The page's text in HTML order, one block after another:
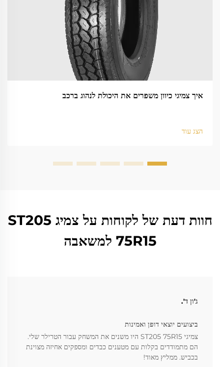
איך צמיגי כיוון משפרים את היכולת לנהוג ברכב
הצג עוד
חוות דעת של לקוחות על צמיג ST205
75R15 למשאבה
ג'ון ד'.
ביצועים יוצאי דופן ואמינות
צמיגי ST205 75R15 היו משנים את המשחק עבור הטרילר שלי.
הם מתמודדים בקלות עם מטענים כבדים ומספקים אחיזה מצוינת
בכביש. ממליץ מאוד!